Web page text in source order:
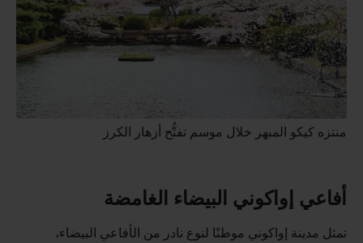
منتزه كيكو المبهر خلال موسم تفتُّح أزهار الكرز
أفاعي إواكوني البيضاء الغامضة
تمثل مدينة إواكوني موطنًا لنوع نادر من الأفاعي البيضاء،